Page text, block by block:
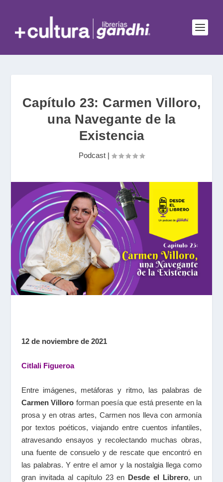
Capítulo 23: Carmen Villoro,
una Navegante de la
Existencia
Podcast |
12 de noviembre de 2021
Citlali Figueroa
Entre imágenes, metáforas y ritmo, las palabras de
Carmen Villoro forman poesía que está presente en la
prosa y en otras artes, Carmen nos lleva con armonía
por textos poéticos, viajando entre cuentos infantiles,
atravesando ensayos y recolectando muchas obras,
una fuente de consuelo y de rescate que encontró en
las palabras. Y entre el amor y la nostalgia llega como
gran invitada al capítulo 23 en Desde el Librero, un